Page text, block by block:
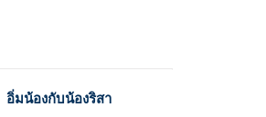
อิ่มน้องกับน้องริสา